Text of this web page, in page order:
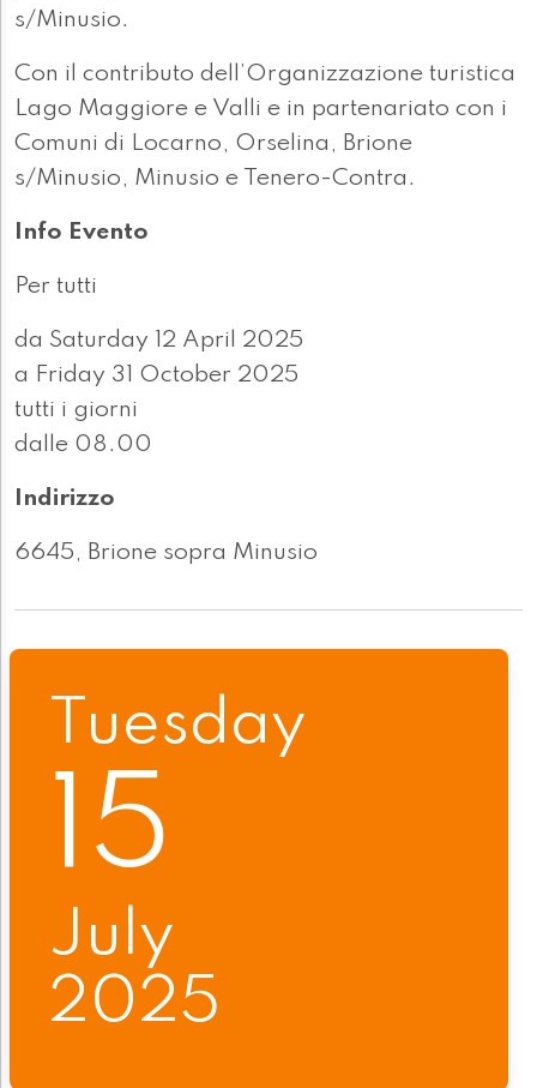
s/Minusio.
Con il contributo dell’Organizzazione turistica
Lago Maggiore e Valli e in partenariato con i
Comuni di Locarno, Orselina, Brione
s/Minusio, Minusio e Tenero-Contra.
Info Evento
Per tutti
da Saturday 12 April 2025
a Friday 31 October 2025
tutti i giorni
dalle 08.00
Indirizzo
6645, Brione sopra Minusio
Tuesday
15
July
2025